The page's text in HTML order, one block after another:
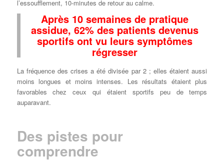
l’essoufflement, 10‑minutes de retour au calme.
Après 10 semaines de pratique
assidue, 62% des patients devenus
sportifs ont vu leurs symptômes
régresser
La fréquence des crises a été divisée par 2 ; elles étaient aussi
moins longues et moins intenses. Les résultats étaient plus
favorables chez ceux qui étaient sportifs peu de temps
auparavant.
Des pistes pour
comprendre